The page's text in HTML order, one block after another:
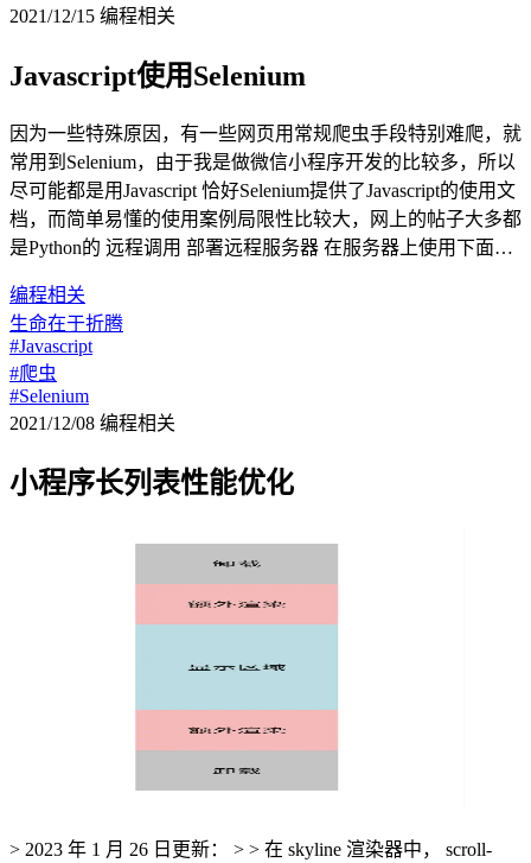
2021/12/15 编程相关
Javascript使用Selenium
因为一些特殊原因，有一些网页用常规爬虫手段特别难爬，就
常用到Selenium，由于我是做微信小程序开发的比较多，所以
尽可能都是用Javascript 恰好Selenium提供了Javascript的使用文
档，而简单易懂的使用案例局限性比较大，网上的帖子大多都
是Python的 远程调用 部署远程服务器 在服务器上使用下面…
编程相关
生命在于折腾
#Javascript
#爬虫
#Selenium
2021/12/08 编程相关
小程序长列表性能优化
> 2023 年 1 月 26 日更新： > > 在 skyline 渲染器中， scroll-